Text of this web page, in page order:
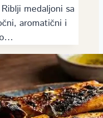
medaljoni sa
aromatični i